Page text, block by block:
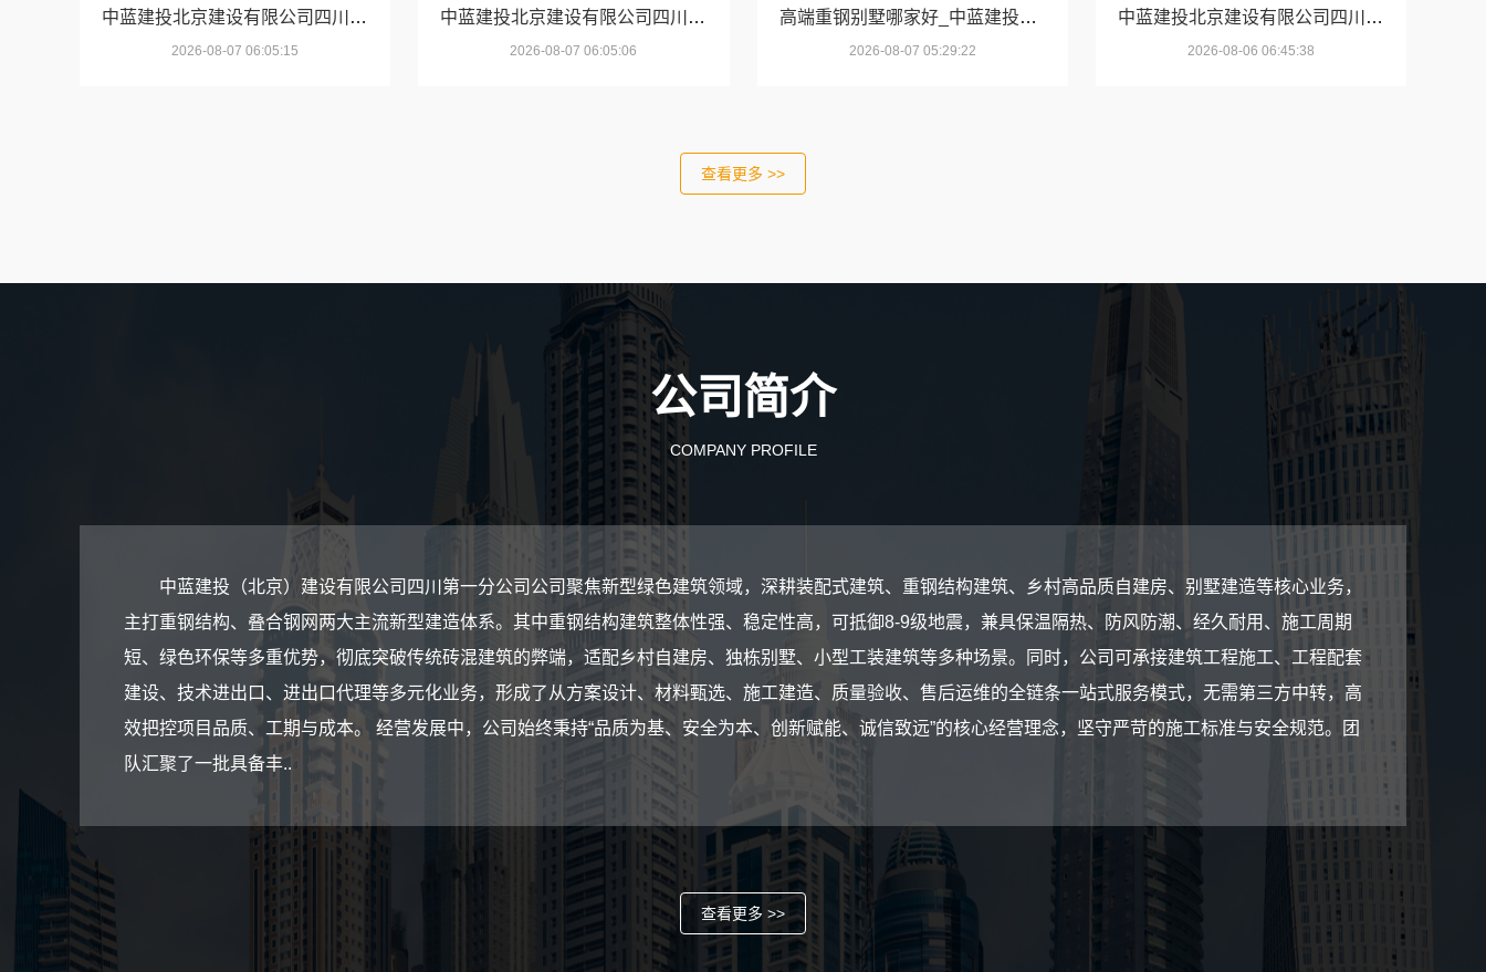
中蓝建投北京建设有限公司四川高端重钢别墅优选指南
2026-08-07 06:05:15
中蓝建投北京建设有限公司四川热门重钢别墅价格参考
2026-08-07 06:05:06
高端重钢别墅哪家好_中蓝建投北京建设有限公司四川
2026-08-07 05:29:22
中蓝建投北京建设有限公司四川全包婚房布置
2026-08-06 06:45:38
查看更多 >>
公司简介
COMPANY PROFILE
中蓝建投（北京）建设有限公司四川第一分公司公司聚焦新型绿色建筑领域，深耕装配式建筑、重钢结构建筑、乡村高品质自建房、别墅建造等核心业务，
主打重钢结构、叠合钢网两大主流新型建造体系。其中重钢结构建筑整体性强、稳定性高，可抵御8-9级地震，兼具保温隔热、防风防潮、经久耐用、施工周期
短、绿色环保等多重优势，彻底突破传统砖混建筑的弊端，适配乡村自建房、独栋别墅、小型工装建筑等多种场景。同时，公司可承接建筑工程施工、工程配套
建设、技术进出口、进出口代理等多元化业务，形成了从方案设计、材料甄选、施工建造、质量验收、售后运维的全链条一站式服务模式，无需第三方中转，高
效把控项目品质、工期与成本。 经营发展中，公司始终秉持“品质为基、安全为本、创新赋能、诚信致远”的核心经营理念，坚守严苛的施工标准与安全规范。团
队汇聚了一批具备丰..
查看更多 >>